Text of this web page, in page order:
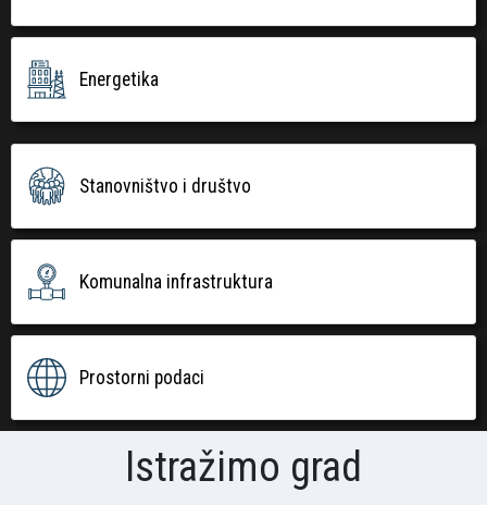
Energetika
Stanovništvo i društvo
Komunalna infrastruktura
Prostorni podaci
Istražimo grad